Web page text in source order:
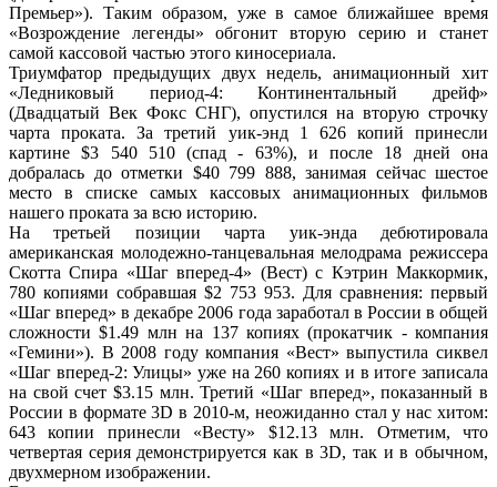
Премьер»). Таким образом, уже в самое ближайшее время
«Возрождение легенды» обгонит вторую серию и станет
самой кассовой частью этого киносериала.
Триумфатор предыдущих двух недель, анимационный хит
«Ледниковый период-4: Континентальный дрейф»
(Двадцатый Век Фокс СНГ), опустился на вторую строчку
чарта проката. За третий уик-энд 1 626 копий принесли
картине $3 540 510 (спад - 63%), и после 18 дней она
добралась до отметки $40 799 888, занимая сейчас шестое
место в списке самых кассовых анимационных фильмов
нашего проката за всю историю.
На третьей позиции чарта уик-энда дебютировала
американская молодежно-танцевальная мелодрама режиссера
Скотта Спира «Шаг вперед-4» (Вест) с Кэтрин Маккормик,
780 копиями собравшая $2 753 953. Для сравнения: первый
«Шаг вперед» в декабре 2006 года заработал в России в общей
сложности $1.49 млн на 137 копиях (прокатчик - компания
«Гемини»). В 2008 году компания «Вест» выпустила сиквел
«Шаг вперед-2: Улицы» уже на 260 копиях и в итоге записала
на свой счет $3.15 млн. Третий «Шаг вперед», показанный в
России в формате 3D в 2010-м, неожиданно стал у нас хитом:
643 копии принесли «Весту» $12.13 млн. Отметим, что
четвертая серия демонстрируется как в 3D, так и в обычном,
двухмерном изображении.